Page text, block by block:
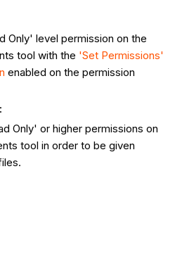
Only' level permission on the
tool with the 'Set Permissions'
enabled on the permission
Only' or higher permissions on
tool in order to be given